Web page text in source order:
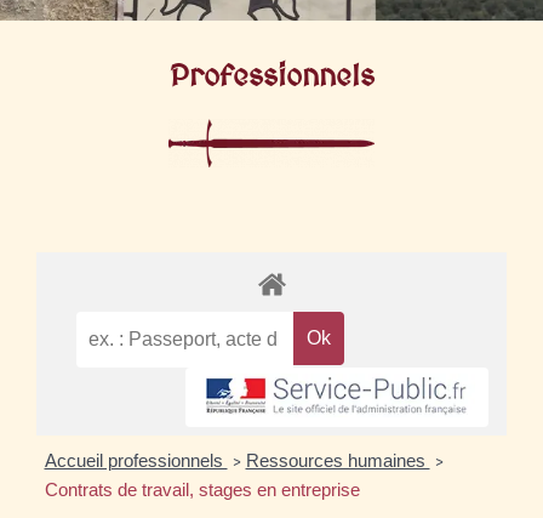
Professionnels
Accueil professionnels > Ressources humaines >
Contrats de travail, stages en entreprise